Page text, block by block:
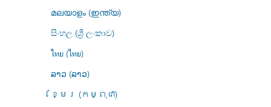
മലയാളം (ഇന്ത്യ)
සිංහල (ශ්‍රී ලංකාව)
ไทย (ไทย)
ລາວ (ລາວ)
ខ្មែរ (កម្ពុជា)